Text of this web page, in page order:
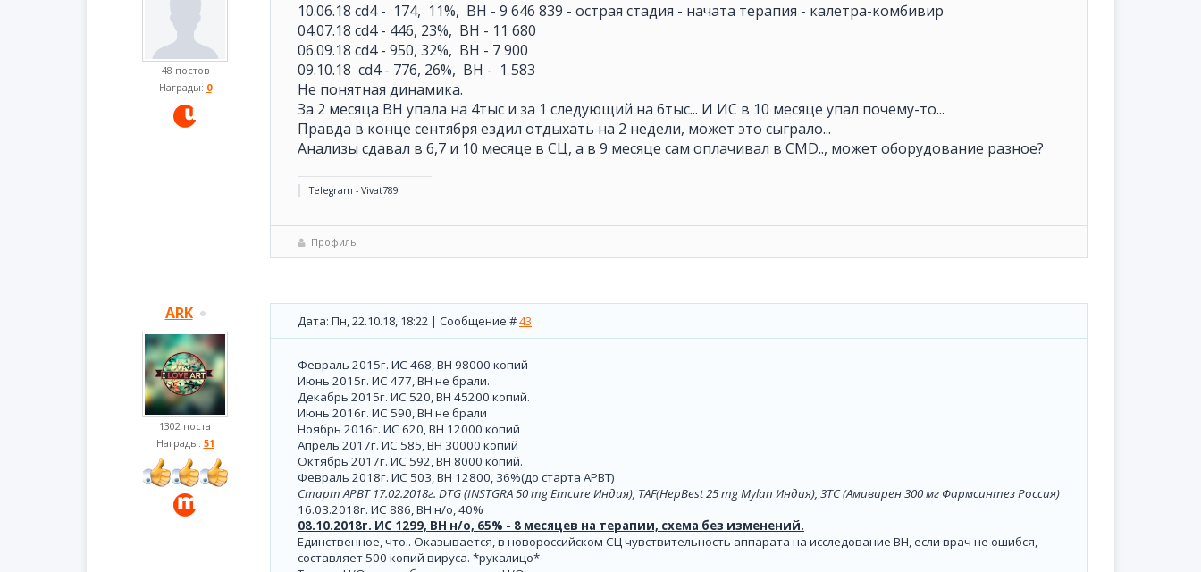
48 постов
Награды: 0
10.06.18 cd4 - 174, 11%, ВН - 9 646 839 - острая стадия - начата терапия - калетра-комбивир
04.07.18 cd4 - 446, 23%, ВН - 11 680
06.09.18 cd4 - 950, 32%, ВН - 7 900
09.10.18 cd4 - 776, 26%, ВН - 1 583
Не понятная динамика.
За 2 месяца ВН упала на 4тыс и за 1 следующий на 6тыс... И ИС в 10 месяце упал почему-то...
Правда в конце сентября ездил отдыхать на 2 недели, может это сыграло...
Анализы сдавал в 6,7 и 10 месяце в СЦ, а в 9 месяце сам оплачивал в CMD.., может оборудование разное?
Telegram - Vivat789
Профиль
ARK
1302 поста
Награды: 51
Дата: Пн, 22.10.18, 18:22 | Сообщение #43
Февраль 2015г. ИС 468, ВН 98000 копий
Июнь 2015г. ИС 477, ВН не брали.
Декабрь 2015г. ИС 520, ВН 45200 копий.
Июнь 2016г. ИС 590, ВН не брали
Ноябрь 2016г. ИС 620, ВН 12000 копий
Апрель 2017г. ИС 585, ВН 30000 копий
Октябрь 2017г. ИС 592, ВН 8000 копий.
Февраль 2018г. ИС 503, ВН 12800, 36%(до старта АРВТ)
Старт АРВТ 17.02.2018г. DTG(INSTGRA50mgEmcureИндия), TAF(HepBest 25 mg Mylan Индия), 3TC (Амивирен 300 мг Фармсинтез Россия)
16.03.2018г. ИС 886, ВН н/о, 40%
08.10.2018г. ИС 1299, ВН н/о, 65% - 8 месяцев на терапии, схема без изменений.
Единственное, что.. Оказывается, в новороссийском СЦ чувствительность аппарата на исследование ВН, если врач не ошибся,
составляет 500 копий вируса. *рукалицо*